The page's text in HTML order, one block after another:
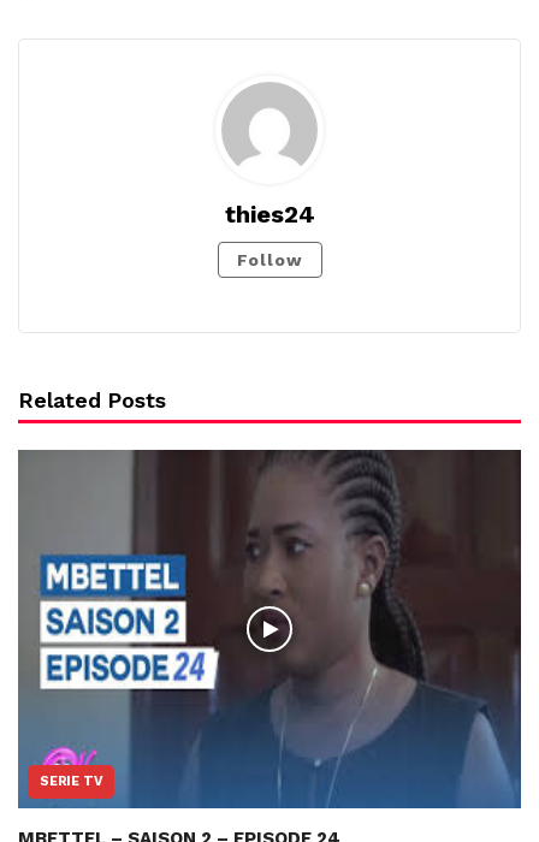
thies24
Follow
Related Posts
SERIE TV